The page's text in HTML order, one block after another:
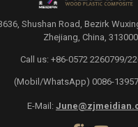
Shushan Road, Bezirk
Zhejiang, China, 313000
Call us: +86-0572 2260799/
(Mobil/WhatsApp) 0086-
E-Mail: